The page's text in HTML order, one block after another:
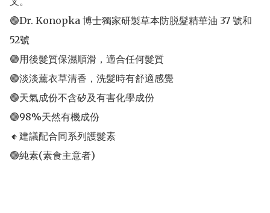
🟣Dr. Konopka 博士獨家研製草本防脱髮精華油 37 號和
52號
🟣用後髮質保濕順滑，適合任何髮質
🟣淡淡薰衣草清香，洗髮時有舒適感覺
🟣天氣成份不含矽及有害化學成份
🟣98%天然有機成份
🔸️建議配合同系列護髮素